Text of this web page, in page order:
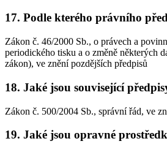
17. Podle kterého právního
Zákon č. 46/2000 Sb., o právech a
periodického tisku a o změně některých
zákon), ve znění pozdějších předpisů
18. Jaké jsou související
Zákon č. 500/2004 Sb., správní řád, ve
19. Jaké jsou opravné